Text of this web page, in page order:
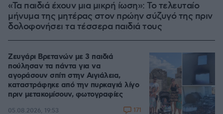
«Τα παιδιά έχουν μια μικρή ίωση»: Το τελευταίο
μήνυμα της μητέρας στον πρώην σύζυγό της πριν
δολοφονήσει τα τέσσερα παιδιά τους
Ζευγάρι Βρετανών με 3 παιδιά
πούλησαν τα πάντα για να
αγοράσουν σπίτι στην Αιγιάλεια,
καταστράφηκε από την πυρκαγιά λίγο
πριν μετακομίσουν, φωτογραφίες
05.08.2026, 19:53 171